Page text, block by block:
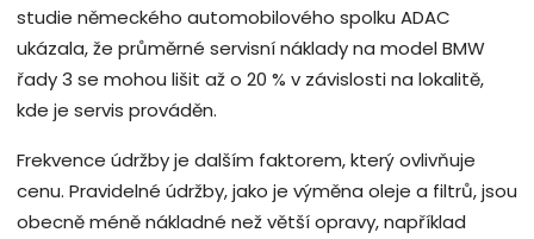
studie německého automobilového spolku ADAC
ukázala, že průměrné servisní náklady na model BMW
řady 3 se mohou lišit až o 20 % v závislosti na lokalitě,
kde je servis prováděn.
Frekvence údržby je dalším faktorem, který ovlivňuje
cenu. Pravidelné údržby, jako je výměna oleje a filtrů, jsou
obecně méně nákladné než větší opravy, například